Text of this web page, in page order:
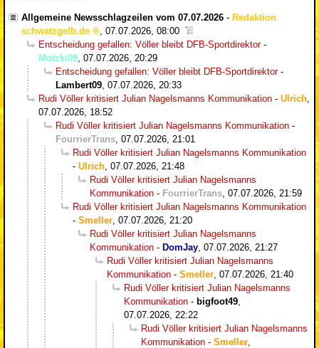
Allgemeine Newsschlagzeilen vom 07.07.2026 - Redaktion
schwatzgelb.de
07.07.2026, 08:00
Entscheidung gefallen: Völler bleibt DFB-Sportdirektor-
Motzki09 07.07.2026, 20:29
Entscheidung gefallen: Völler bleibt DFB-Sportdirektor-
Lambert09 07.07.2026, 20:33
Rudi Völler kritisiert Julian Nagelsmanns Kommunikation - Ulrich
07.07.2026, 18:52
Rudi Völler kritisiert Julian Nagelsmanns Kommunikation -
FourrierTrans 07.07.2026, 21:01
Rudi Völler kritisiert Julian Nagelsmanns Kommunikation
- Ulrich 07.07.2026, 21:48
Rudi Völler kritisiert Julian Nagelsmanns
Kommunikation - FourrierTrans 07.07.2026, 21:59
Rudi Völler kritisiert Julian Nagelsmanns Kommunikation
- Smeller 07.07.2026, 21:20
Rudi Völler kritisiert Julian Nagelsmanns
Kommunikation - DomJay 07.07.2026, 21:27
Rudi Völler kritisiert Julian Nagelsmanns
Kommunikation - Smeller 07.07.2026, 21:40
Rudi Völler kritisiert Julian Nagelsmanns
Kommunikation - bigfoot49
07.07.2026, 22:22
Rudi Völler kritisiert Julian Nagelsmanns
Kommunikation - Smeller